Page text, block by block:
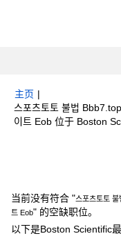
主页 |
스포츠토토 불법
이트 Eob 位于 Boston
当前没有符合 "스포츠토토
트 Eob" 的空缺职位。
以下是Boston Scientific